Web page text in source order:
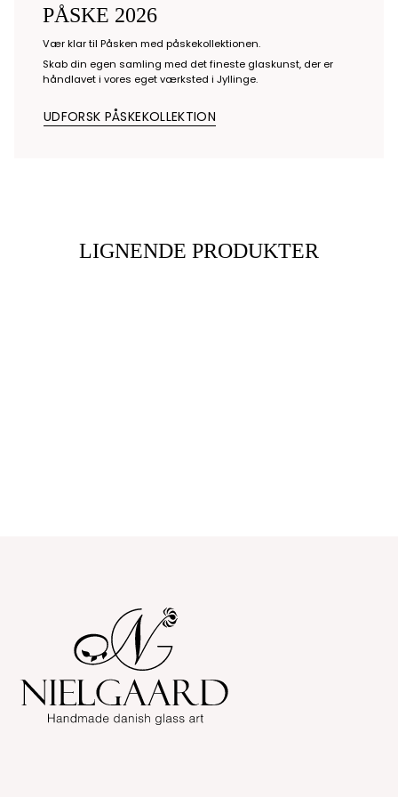
PÅSKE 2026
Vær klar til Påsken med påskekollektionen.
Skab din egen samling med det fineste glaskunst, der er
håndlavet i vores eget værksted i Jyllinge.
UDFORSK PÅSKEKOLLEKTION
LIGNENDE PRODUKTER